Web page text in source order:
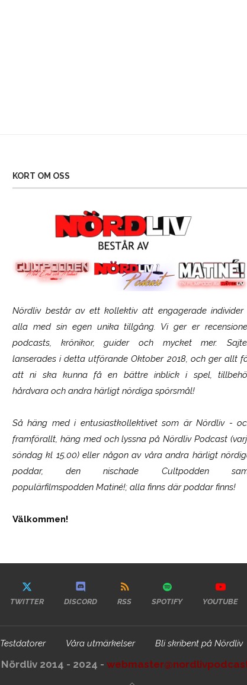
KORT OM OSS
Nördliv består av ett kollektiv att engagerade individer
alla med sin egen unika tillgång. Vi ger er
podcasts, krönikor, guider och mycket mer.
lanserades i detta utförande Oktober 2018, och ger allt
att ni ska kunna få en bättre inblick i spel,
hårdvara och andra härligt nördiga spörsmål!
Så häng med i entusiastkollektivet som ärNördliv-
framförallt, häng med och lyssna på Nördliv Podcast
söndag kl 15.00) eller någon av våra andra härligt
poddar, den nischade Cultpodden
populärfilmspodden Matiné!; alla finns där poddar finns!
Välkommen!
SCUF Gaming Omega
TWITTER DISCORD RSS SPOTIFY YOUTUBE
Testdatorer Våra utmärkelser Bli skribent på Nördliv
Nördliv 2014 - 2024 -